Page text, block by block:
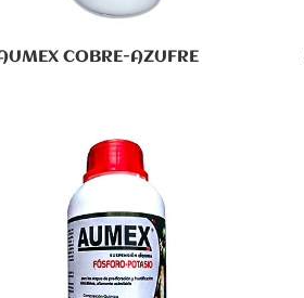
COBRE-AZUFRE